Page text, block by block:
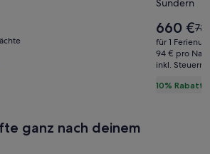
am
Schloss
beim
Sundern
10% Rabatt
Der
Preis
beträgt
660 €.
660 €Der
alte
war
für 1
94 € pro
inkl. Steuern
ganz nach deinem